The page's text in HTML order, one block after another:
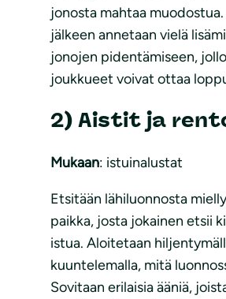
jonosta mahtaa
jälkeen annetaan vielä
jonojen pidentämiseen,
joukkueet voivat ottaa
2) Aistit ja
Mukaan: istuinalustat
Etsitään lähiluonnosta
paikka, josta jokainen etsii
istua. Aloitetaan
kuuntelemalla, mitä
Sovitaan erilaisia ääniä,